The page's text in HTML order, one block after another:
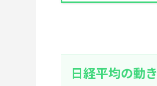
日経平均の動き